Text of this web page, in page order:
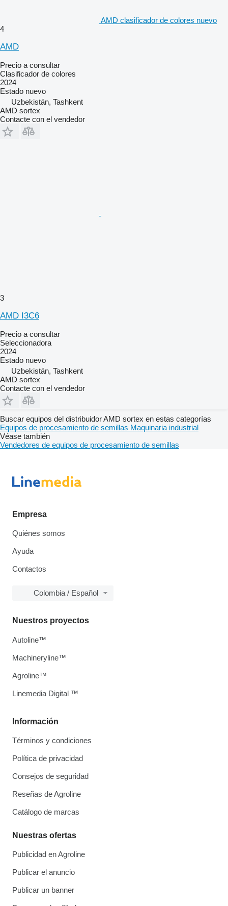
AMD clasificador de colores nuevo
4
AMD
Precio a consultar
Clasificador de colores
2024
Estado nuevo
Uzbekistán, Tashkent
AMD sortex
Contacte con el vendedor
3
AMD I3C6
Precio a consultar
Seleccionadora
2024
Estado nuevo
Uzbekistán, Tashkent
AMD sortex
Contacte con el vendedor
Buscar equipos del distribuidor AMD sortex en estas categorías
Equipos de procesamiento de semillas Maquinaria industrial
Véase también
Vendedores de equipos de procesamiento de semillas
Empresa
Quiénes somos
Ayuda
Contactos
Colombia / Español
Información
Términos y condiciones
Política de privacidad
Consejos de seguridad
Reseñas de Agroline
Catálogo de marcas
Nuestras ofertas
Publicidad en Agroline
Publicar el anuncio
Publicar un banner
Nuestros proyectos
Autoline™
Machineryline™
Agroline™
Linemedia Digital ™